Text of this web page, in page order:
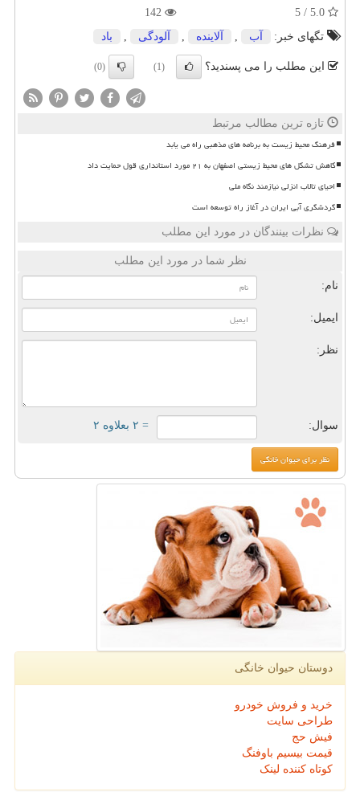
تگهای خبر:
آب , آلاینده , آلودگی , باد
این مطلب را می پسندید؟ (1)
(0)
تازه ترین مطالب مرتبط
فرهنگ محیط زیست به برنامه های مذهبی راه می یابد
کاهش تشکل های محیط زیستی اصفهان به ۲۱ مورد استانداری قول حمایت داد
احیای تالاب انزلی نیازمند نگاه ملی
گردشگری آبی ایران در آغاز راه توسعه است
نظرات بینندگان در مورد این مطلب
نظر شما در مورد این مطلب
نام:
ایمیل:
نظر:
سوال: = ۲ بعلاوه ۲
دوستان حیوان خانگی
خرید و فروش خودرو
طراحی سایت
فیش حج
قیمت بیسیم باوفنگ
کوتاه کننده لینک